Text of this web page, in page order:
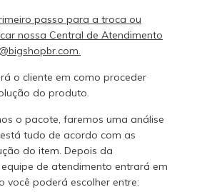
passo para a troca ou
nossa Central de Atendimento
.
o cliente em como proceder
do produto.
o pacote, faremos uma análise
tudo de acordo com as
do item. Depois da
de atendimento entrará em
você poderá escolher entre: